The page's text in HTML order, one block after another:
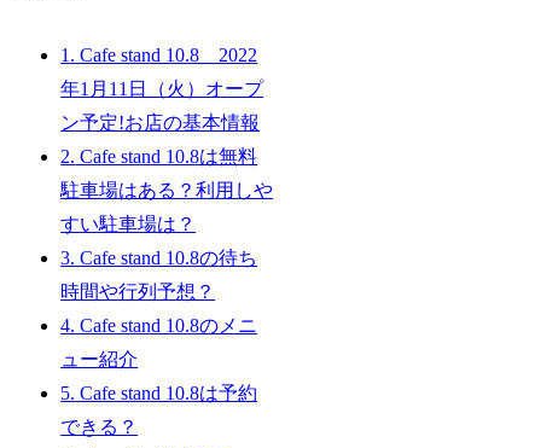
1. Cafe stand 10.8 2022
年1月11日（火）オープ
ン予定!お店の基本情報
2. Cafe stand 10.8は無料
駐車場はある？利用しや
すい駐車場は？
3. Cafe stand 10.8の待ち
時間や行列予想？
4. Cafe stand 10.8のメニ
ュー紹介
5. Cafe stand 10.8は予約
できる？